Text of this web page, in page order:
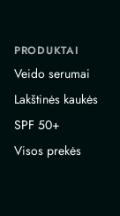
PRODUKTAI
Veido serumai
Lakštinės kaukės
SPF 50+
Visos prekės